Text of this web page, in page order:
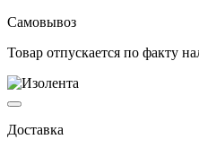
Самовывоз
Товар отпускается по факту
Доставка